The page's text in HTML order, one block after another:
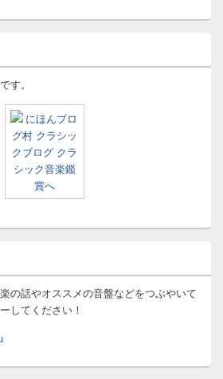
す。
の話やオススメの音盤などをつぶやいて
してください！